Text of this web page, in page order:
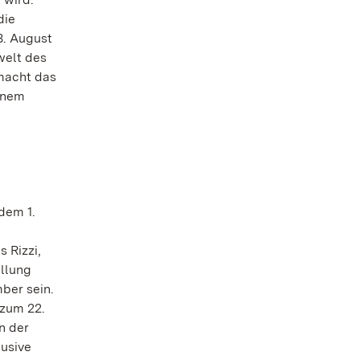
August
des
das
1.
Rizzi,
sein.
22.
der